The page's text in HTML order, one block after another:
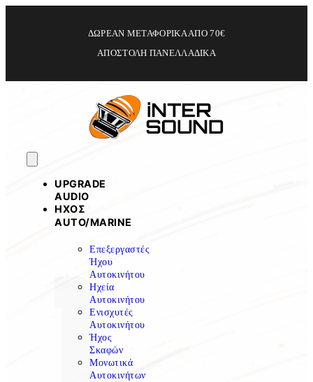
ΔΩΡΕΑΝ ΜΕΤΑΦΟΡΙΚΑ ΑΠΟ 70€
ΑΠΟΣΤΟΛΗ ΠΑΝΕΛΛΑΔΙΚΑ
UPGRADE
AUDIO
ΗΧΟΣ
ΑUTO/MARINE
Επεξεργαστές
Ήχου
Αυτοκινήτου
Ηχεία
Αυτοκινήτου
Ενισχυτές
Αυτοκινήτου
Ήχος
Σκαφών
Μονωτικά
Αυτοκινήτων